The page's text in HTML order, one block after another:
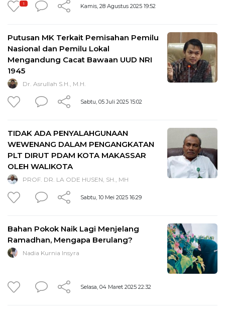
1 Kamis, 28 Agustus 2025 19:52
Putusan MK Terkait Pemisahan Pemilu
Nasional dan Pemilu Lokal
Mengandung Cacat Bawaan UUD NRI
1945
Dr. Asrullah S.H., M.H.
Sabtu, 05 Juli 2025 15:02
TIDAK ADA PENYALAHGUNAAN
WEWENANG DALAM PENGANGKATAN
PLT DIRUT PDAM KOTA MAKASSAR
OLEH WALIKOTA
PROF. DR. LA ODE HUSEN, SH., MH
Sabtu, 10 Mei 2025 16:29
Bahan Pokok Naik Lagi Menjelang
Ramadhan, Mengapa Berulang?
Nadia Kurnia Insyra
Selasa, 04 Maret 2025 22:32